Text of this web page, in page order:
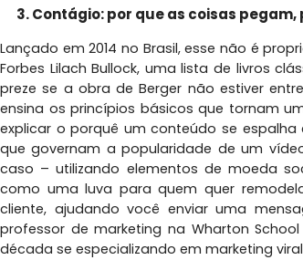
3. Contágio: por que as coisas pegam,
Lançado em 2014 no Brasil, esse não é
Forbes Lilach Bullock, uma lista de livros
preze se a obra de Berger não estiver
ensina os princípios básicos que tornam
explicar o porquê um conteúdo se
que governam a popularidade de um
caso – utilizando elementos de moeda
como uma luva para quem quer
cliente, ajudando você enviar uma
professor de marketing na Wharton
década se especializando em marketing